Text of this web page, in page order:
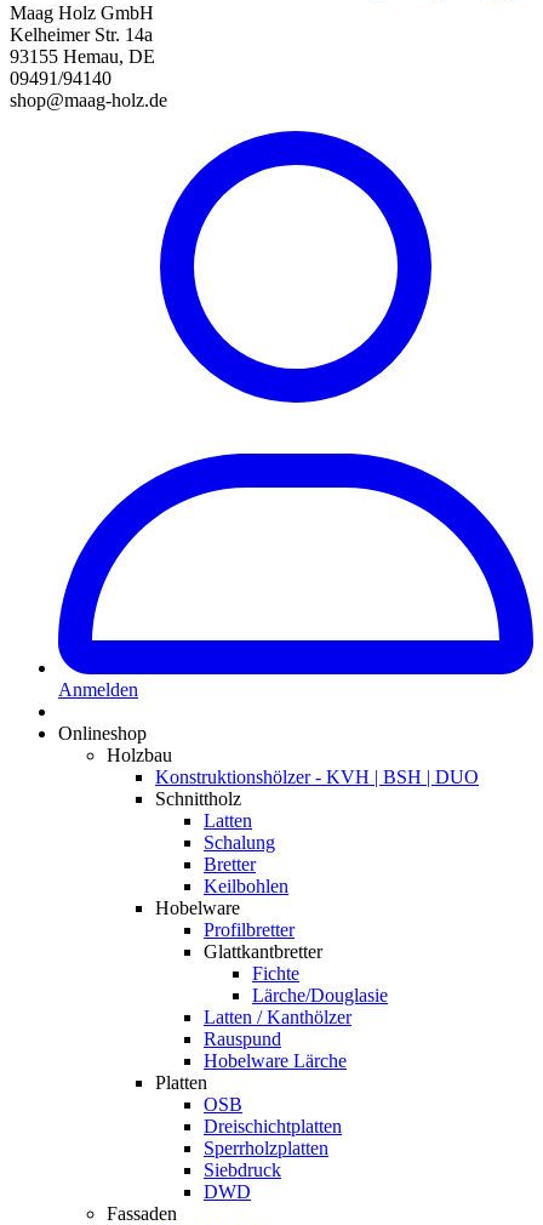
Maag Holz GmbH
Kelheimer Str. 14a
93155 Hemau, DE
09491/94140
shop@maag-holz.de
Anmelden
Onlineshop
Holzbau
Konstruktionshölzer - KVH | BSH | DUO
Schnittholz
Latten
Schalung
Bretter
Keilbohlen
Hobelware
Profilbretter
Glattkantbretter
Fichte
Lärche/Douglasie
Latten / Kanthölzer
Rauspund
Hobelware Lärche
Platten
OSB
Dreischichtplatten
Sperrholzplatten
Siebdruck
DWD
Fassaden